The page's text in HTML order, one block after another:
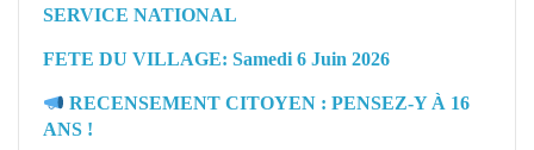
SERVICE NATIONAL
FETE DU VILLAGE: Samedi 6 Juin 2026
RECENSEMENT CITOYEN : PENSEZ-Y À 16
ANS !